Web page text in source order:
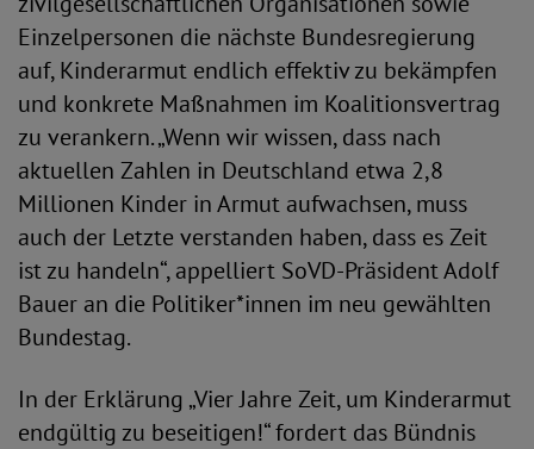
Einzelpersonen die nächste Bundesregierung
auf, Kinderarmut endlich effektiv zu bekämpfen
und konkrete Maßnahmen im Koalitionsvertrag
zu verankern. „Wenn wir wissen, dass nach
aktuellen Zahlen in Deutschland etwa 2,8
Millionen Kinder in Armut aufwachsen, muss
auch der Letzte verstanden haben, dass es Zeit
ist zu handeln“, appelliert SoVD-Präsident Adolf
Bauer an die Politiker*innen im neu gewählten
Bundestag.
In der Erklärung „Vier Jahre Zeit, um Kinderarmut
endgültig zu beseitigen!“ fordert das Bündnis